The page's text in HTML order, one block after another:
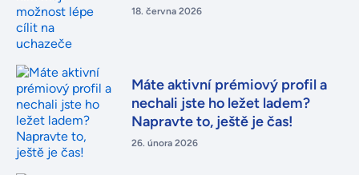
18. června 2026
Máte aktivní prémiový profil a
nechali jste ho ležet ladem?
Napravte to, ještě je čas!
26. února 2026